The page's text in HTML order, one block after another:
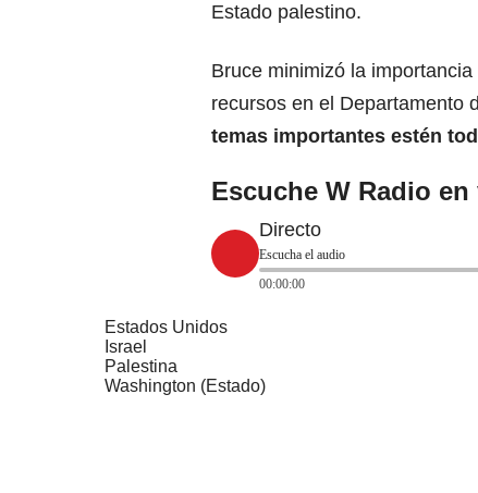
Estado palestino.
Bruce minimizó la
recursos en el Departamento
temas importantes estén
Escuche W Radio en
Directo
Escucha el audio
00:00:00
Estados Unidos
Israel
Palestina
Washington (Estado)